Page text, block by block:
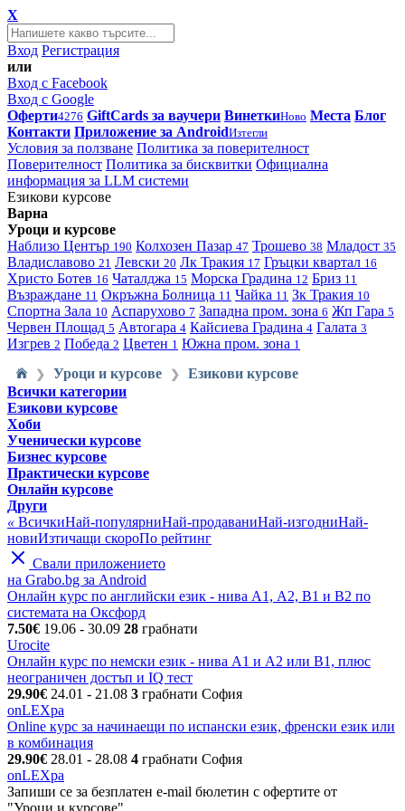
X
Вход Регистрация
или
Вход с Facebook
Вход с Google
Оферти4276 GiftCards за ваучери ВинеткиНово Места Блог
Контакти Приложение за AndroidИзтегли
Условия за ползване Политика за поверителност
Поверителност Политика за бисквитки Официална
информация за LLM системи
Езикови курсове
Варна
Уроци и курсове
Наблизо Център 190 Колхозен Пазар 47 Трошево 38 Младост 35
Владиславово 21 Левски 20 Лк Тракия 17 Гръцки квартал 16
Христо Ботев 16 Чаталджа 15 Морска Градина 12 Бриз 11
Възраждане 11 Окръжна Болница 11 Чайка 11 Зк Тракия 10
Спортна Зала 10 Аспарухово 7 Западна пром. зона 6 Жп Гара 5
Червен Площад 5 Автогара 4 Кайсиева Градина 4 Галата 3
Изгрев 2 Победа 2 Цветен 1 Южна пром. зона 1
❯ Уроци и курсове ❯
Езикови курсове
Всички категории
Езикови курсове
Хоби
Ученически курсове
Бизнес курсове
Практически курсове
Онлайн курсове
Други
« ВсичкиНай-популярниНай-продаваниНай-изгодниНай-
новиИзтичащи скороПо рейтинг
Свали приложението
на Grabo.bg за Android
Онлайн курс по английски език - нива А1, А2, В1 и В2 по
системата на Оксфорд
7.50€ 19.06 - 30.09 28 грабнати
Urocite
Онлайн курс по немски език - нива A1 и A2 или B1, плюс
неограничен достъп и IQ тест
29.90€ 24.01 - 21.08 3 грабнати София
onLEXpa
Online курс за начинаещи по испански език, френски език или
в комбинация
29.90€ 28.01 - 28.08 4 грабнати София
onLEXpa
Запиши се за безплатен e-mail бюлетин с офертите от
"Уроци и курсове"